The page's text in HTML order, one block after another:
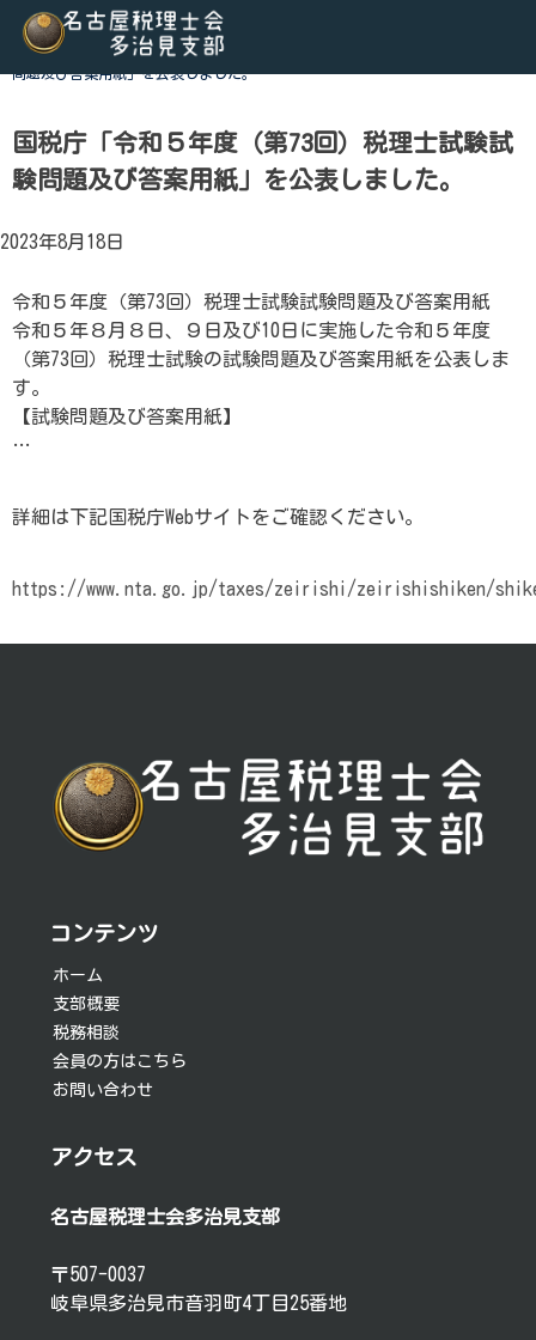
Skip
content
が所属する税理士会です。地域の皆様に寄り添う税務の専門
会、租税教育などを行っております。税の無料相談会も実施
絡ください。
ホーム> 税関連トピックス>国税庁「令和５年度（第73回）税理士試験試験
問題及び答案用紙」を公表しました。
国税庁「令和５年度（第73回）税理士試験試
験問題及び答案用紙」を公表しました。
2023年8月18日
令和５年度（第73回）税理士試験試験問題及び答案用紙
令和５年８月８日、９日及び10日に実施した令和５年度
（第73回）税理士試験の試験問題及び答案用紙を公表しま
す。
【試験問題及び答案用紙】
…
詳細は下記国税庁Webサイトをご確認ください。
https://www.nta.go.jp/taxes/zeirishi/zeirishishiken/
コンテンツ
ホーム
支部概要
税務相談
会員の方はこちら
お問い合わせ
アクセス
名古屋税理士会多治見支部
〒507-0037
岐阜県多治見市音羽町4丁目25番地